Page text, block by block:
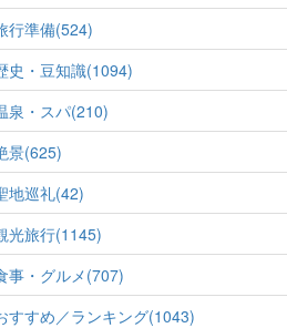
行準備(524)
史・豆知識(1094)
泉・スパ(210)
景(625)
地巡礼(42)
光旅行(1145)
事・グルメ(707)
すすめ／ランキング(1043)